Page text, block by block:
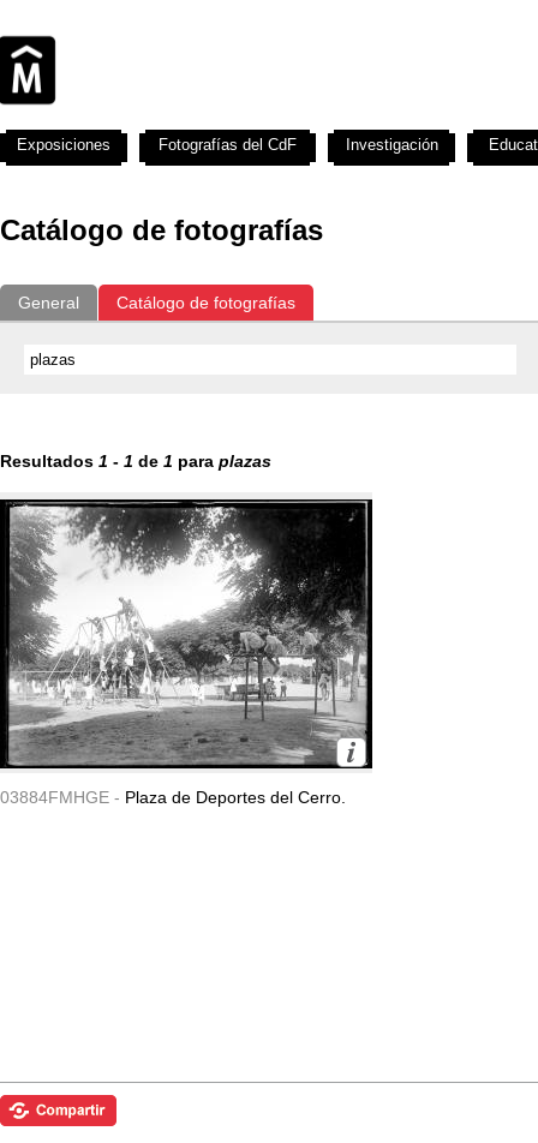
Catálogo de fotografías
General Catálogo de fotografías
Resultados 1 - 1 de 1 para plazas
03884FMHGE - Plaza de Deportes del Cerro.
Exposiciones Fotografías del CdF Investigación